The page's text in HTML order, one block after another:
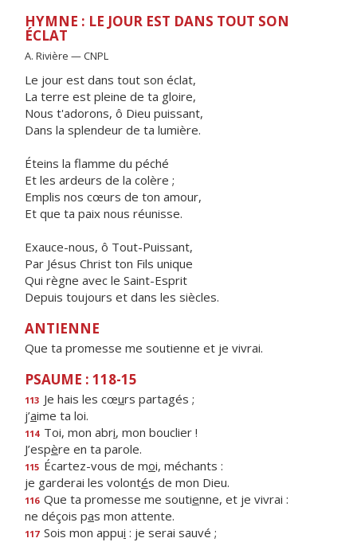
HYMNE : LE JOUR EST DANS TOUT SON
ÉCLAT
A. Rivière — CNPL
Le jour est dans tout son éclat,
La terre est pleine de ta gloire,
Nous t'adorons, ô Dieu puissant,
Dans la splendeur de ta lumière.
Éteins la flamme du péché
Et les ardeurs de la colère ;
Emplis nos cœurs de ton amour,
Et que ta paix nous réunisse.
Exauce-nous, ô Tout-Puissant,
Par Jésus Christ ton Fils unique
Qui règne avec le Saint-Esprit
Depuis toujours et dans les siècles.
ANTIENNE
Que ta promesse me soutienne et je vivrai.
PSAUME : 118-15
113 Je hais les cœurs partagés ;
j’aime ta loi.
114 Toi, mon abri, mon bouclier !
J’espère en ta parole.
115 Écartez-vous de moi, méchants :
je garderai les volontés de mon Dieu.
116 Que ta promesse me soutienne, et je vivrai :
ne déçois pas mon attente.
117 Sois mon appui : je serai sauvé ;